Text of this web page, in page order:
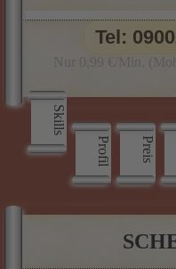
Skills
Profil
Preis
Tel: